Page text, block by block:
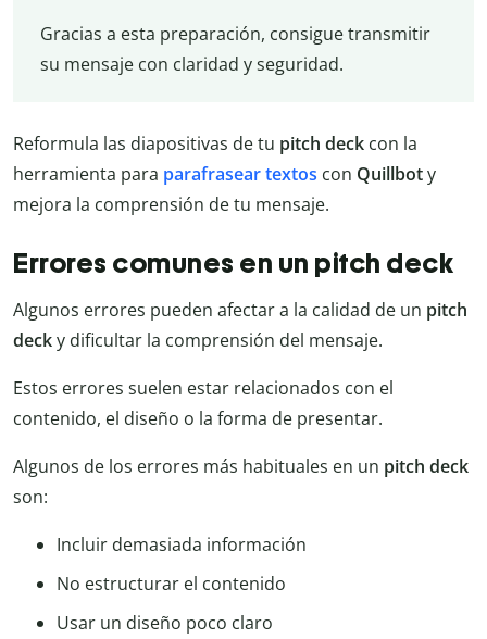
Gracias a esta preparación, consigue transmitir
su mensaje con claridad y seguridad.
Reformula las diapositivas de tu pitch deck con la
herramienta para parafrasear textos con Quillboty
mejora la comprensión de tu mensaje.
Errores comunes en un pitch deck
Algunos errores pueden afectar a la calidad de un pitch
decky dificultar la comprensión del mensaje.
Estos errores suelen estar relacionados con el
contenido, el diseño o la forma de presentar.
Algunos de los errores más habituales en un pitch deck
son:
Incluir demasiada información
No estructurar el contenido
Usar un diseño poco claro